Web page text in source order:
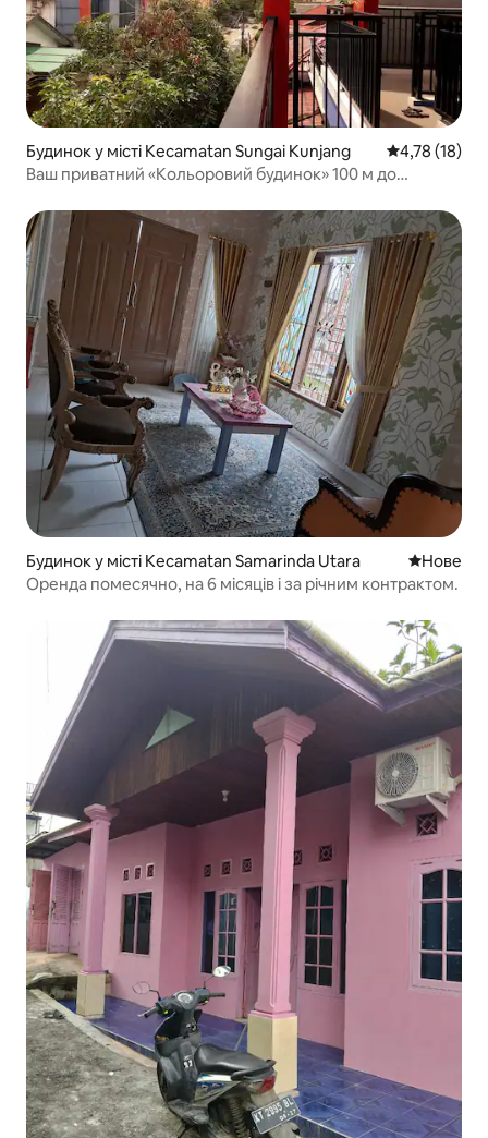
Будинок у місті Kecamatan Sungai Kunjang Середня
4,78 (18)
Ваш приватний «Кольоровий будинок» 100 м до
Будинок у місті Kecamatan Samarinda Utara Нове
Нове
Оренда помесячно, на 6 місяців і за річним контрактом.